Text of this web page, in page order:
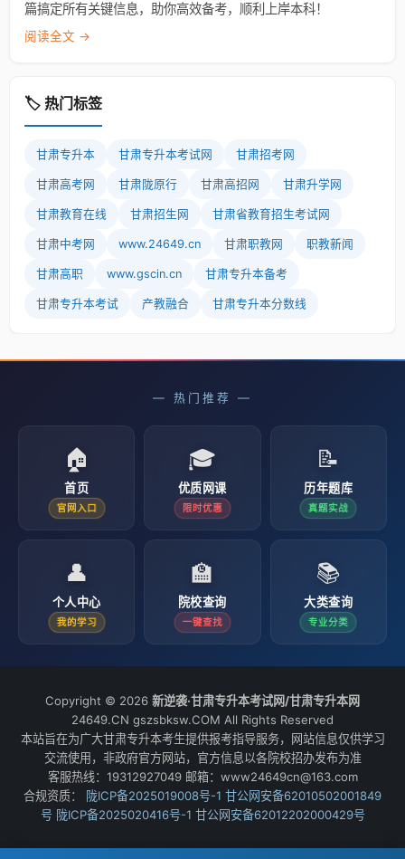
🏷️ 热门标签
甘肃专升本 甘肃专升本考试网 甘肃招考网
甘肃高考网 甘肃陇原行 甘肃高招网 甘肃升学网
甘肃教育在线 甘肃招生网 甘肃省教育招生考试网
甘肃中考网 www.24649.cn 甘肃职教网 职教新闻
甘肃高职 www.gscin.cn 甘肃专升本备考
甘肃专升本考试 产教融合 甘肃专升本分数线
篇搞定所有关键信息，助你高效备考，顺利上岸本科！
阅读全文 →
— 热门推荐 —
🏠
首页
官网入口
🎓
优质网课
限时优惠
📝
历年题库
真题实战
👤
个人中心
我的学习
🏫
院校查询
一键查找
📚
大类查询
专业分类
Copyright © 2026 新逆袭·甘肃专升本考试网/甘肃专升本网
24649.CN gszsbksw.COM All Rights Reserved
本站旨在为广大甘肃专升本考生提供报考指导服务，网站信息仅供学习
交流使用，非政府官方网站，官方信息以各院校招办发布为准
客服热线：19312927049 邮箱：www24649cn@163.com
合规资质：
陇ICP备2025019008号-1 甘公网安备62010502001849
号 陇ICP备2025020416号-1 甘公网安备62012202000429号